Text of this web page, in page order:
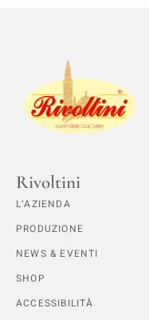
Rivoltini
L’AZIENDA
PRODUZIONE
NEWS & EVENTI
SHOP
ACCESSIBILITÀ